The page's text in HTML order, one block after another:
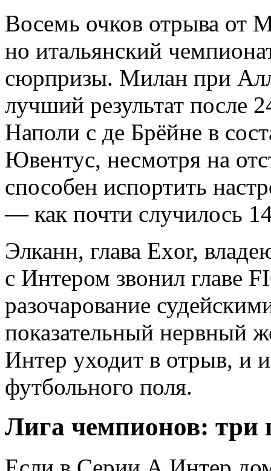
Восемь очков отрыва от
но итальянский
сюрпризы. Милан при
лучший результат после
Наполи с де Брёйне в
Ювентус, несмотря на
способен испортить
— как почти случилось
Элканн, глава Exor,
с Интером звонил главе
разочарование
показательный нервный
Интер уходит в отрыв, и
футбольного поля.
Лига чемпионов: три